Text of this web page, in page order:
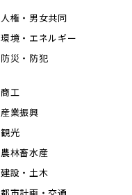
人権・男女共同
環境・エネルギー
防災・防犯
商工
産業振興
観光
農林畜水産
建設・土木